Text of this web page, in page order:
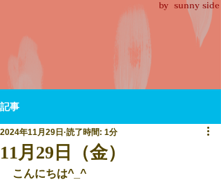
by sunny side
記事
11月29日（金）
2024年11月29日 読了時間: 1分
こんにちは^_^